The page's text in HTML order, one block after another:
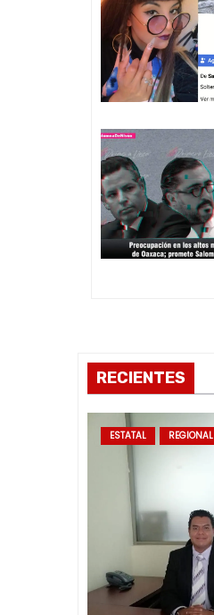
g
a
c
i
ó
n
d
n
t
r
s
RECIENTES
ESTATAL REGIONAL